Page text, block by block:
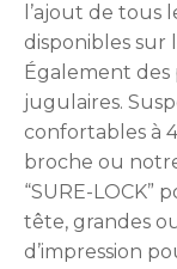
l’ajout de tous
disponibles sur
Également des
jugulaires.
confortables à
broche ou
“SURE-LOCK”
tête, grandes
d’impression